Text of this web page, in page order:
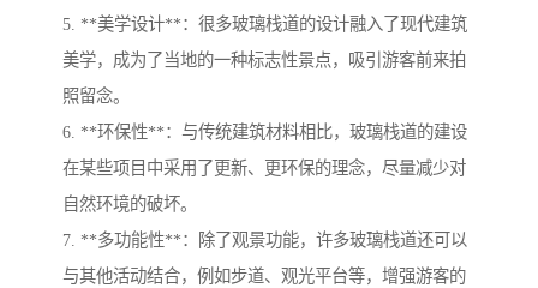
5. **美学设计**：很多玻璃栈道的设计融入了现代建筑
美学，成为了当地的一种标志性景点，吸引游客前来拍
照留念。
6. **环保性**：与传统建筑材料相比，玻璃栈道的建设
在某些项目中采用了更新、更环保的理念，尽量减少对
自然环境的破坏。
7. **多功能性**：除了观景功能，许多玻璃栈道还可以
与其他活动结合，例如步道、观光平台等，增强游客的